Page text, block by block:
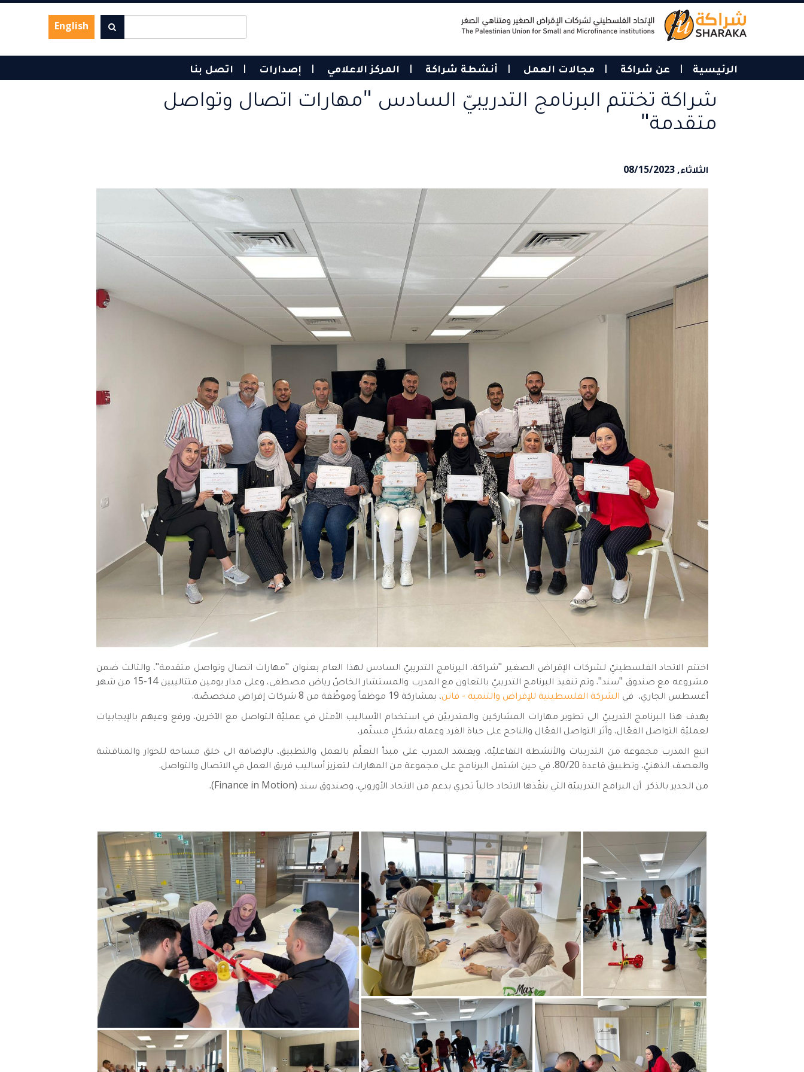
Skip
English
الرئيسية عن شراكة مجالات العمل أنشطة شراكة المركز الاعلامي إصدارات اتصل بنا
شراكة تختتم البرنامج التدريبيّ السادس "مهارات اتصال وتواصل
متقدمة"
الثلاثاء, 08/15/2023
اختتم الاتحاد الفلسطينيّ لشركات الإقراض الصغير "شراكة، البرنامج التدريبيّ السادس لهذا العام بعنوان "مهارات اتصال وتواصل متقدمة"، والثالث ضمن
مشروعه مع صندوق "سند". وتم تنفيذ البرنامج التدريبيّ بالتعاون مع المدرب والمستشار الخاصّ رياض مصطفى، وعلى مدار يومين متتالييين 14-15 من شهر
أغسطس الجاري، في الشركة الفلسطينية للإقراض والتنمية - فاتن، بمشاركة 19 موظفاً وموظّفة من 8 شركات إقراض متخصصّة.
يهدف هذا البرنامج التدريبيّ الى تطوير مهارات المشاركين والمتدربيّن في استخدام الأساليب الأمثل في عمليّة التواصل مع الآخرين، ورفع وعيهم بالإيجابيات
لعمليّة التواصل الفعّال، وأثر التواصل الفعّال والناجح على حياة الفرد وعمله بشكلٍ مستّمر.
اتبع المدرب مجموعة من التدريبات والأنشطة التفاعليّة، ويعتمد المدرب على مبدأ التعلّم بالعمل والتطبيق، بالإضافة الى خلق مساحة للحوار والمناقشة
والعصف الذهنيّ، وتطبيق قاعدة 80/20. في حين اشتمل البرنامج على مجموعة من المهارات لتعزيز أساليب فريق العمل في الاتصال والتواصل.
من الجدير بالذكر أن البرامج التدريبيّة التي ينفّذها الاتحاد حالياً تجري بدعم من الاتحاد الأوروبي. وصندوق سند (Finance in Motion).